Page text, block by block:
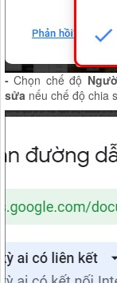
- Chọn chế độ
sửa nếu chế độ chia